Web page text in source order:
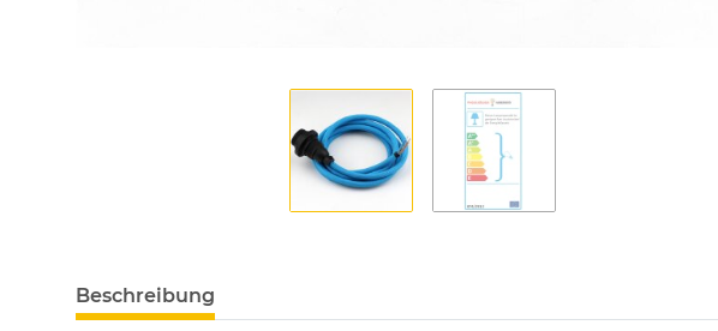
Beschreibung